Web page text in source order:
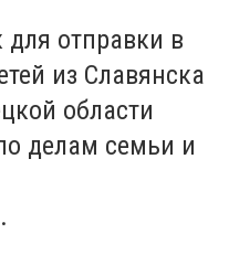
для отправки в
из Славянска
области
делам семьи и